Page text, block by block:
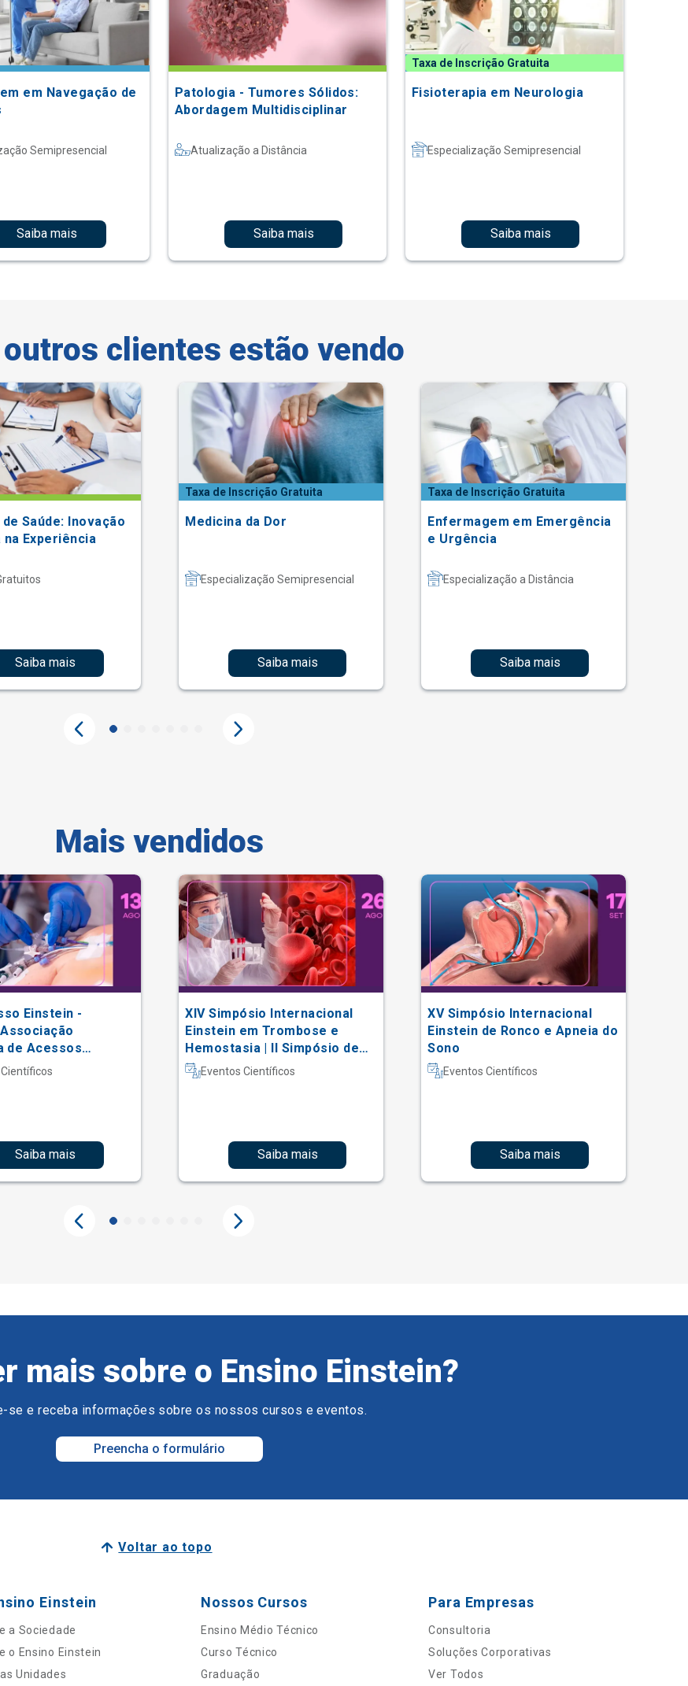
em Navegação de
Semipresencial
Saiba mais
Patologia - Tumores Sólidos:
Abordagem Multidisciplinar
Atualização a Distância
Saiba mais
Taxa de Inscrição Gratuita
Fisioterapia em Neurologia
Especialização Semipresencial
Saiba mais
outros clientes estão vendo
Saúde: Inovação
na Experiência
Saiba mais
Taxa de Inscrição Gratuita
Medicina da Dor
Especialização Semipresencial
Saiba mais
Taxa de Inscrição Gratuita
Enfermagem em Emergência
e Urgência
Especialização a Distância
Saiba mais
Mais vendidos
Einstein -
Associação
de Acessos
Saiba mais
XIV Simpósio Internacional
Einstein em Trombose e
Hemostasia | II Simpósio de
Hematologia Laboratorial
Eventos Científicos
Saiba mais
XV Simpósio Internacional
Einstein de Ronco e Apneia do
Sono
Eventos Científicos
Saiba mais
mais sobre o Ensino Einstein?
se e receba informações sobre os nossos cursos e eventos.
Preencha o formulário
Voltar ao topo
Einstein
a Sociedade
o Ensino Einstein
Unidades
Nossos Cursos
Ensino Médio Técnico
Curso Técnico
Graduação
Para Empresas
Consultoria
Soluções Corporativas
Ver Todos